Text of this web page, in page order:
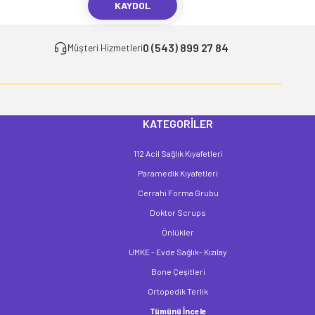
KAYDOL
Müşteri Hizmetleri0 (543) 899 27 84
KATEGORİLER
112 Acil Sağlık Kıyafetleri
Paramedik Kıyafetleri
Cerrahi Forma Grubu
Doktor Scrups
Önlükler
UMKE - Evde Sağlık- Kızılay
Bone Çeşitleri
Ortopedik Terlik
Tümünü İncele